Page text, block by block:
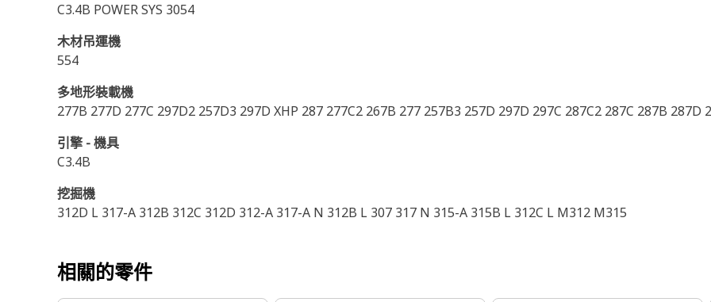
C3.4B POWER SYS 3054
木材吊運機
554
多地形裝載機
277B 277D 277C 297D2 257D3 297D XHP 287 277C2 267B 277 257B3 257D 297D 297C 287C2 287C 287B 287D
引擎 - 機具
C3.4B
挖掘機
312D L 317-A 312B 312C 312D 312-A 317-A N 312B L 307 317 N 315-A 315B L 312C L M312 M315
相關的零件